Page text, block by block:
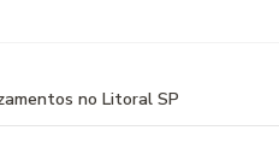
no Litoral SP